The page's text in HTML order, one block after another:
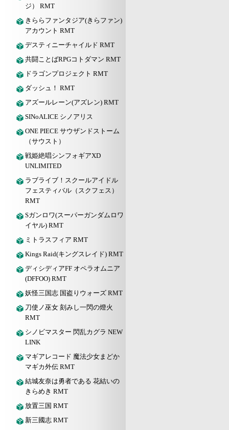
ジ） RMT
きららファンタジア(きらファン)
アカウント RMT
デスティニーチャイルド RMT
共闘ことばRPGコトダマン RMT
ドラゴンプロジェクト RMT
ダッシュ！ RMT
アズールレーン(アズレン) RMT
SINoALICE シノアリス
ONE PIECE サウザンドストーム
（サウスト）
戦姫絶唱シンフォギアXD
UNLIMITED
ラブライブ！スクールアイドル
フェスティバル（スクフェス）
RMT
Sガンロワ(スーパーガンダムロワ
イヤル) RMT
ミトラスフィア RMT
Kings Raid(キングスレイド) RMT
ディシディアFF オペラオムニア
(DFFOO) RMT
妖怪三国志 国盗りウォーズ RMT
刀使ノ巫女 刻みし一閃の燈火
RMT
シノビマスター 閃乱カグラ NEW
LINK
マギアレコード 魔法少女まどか
マギカ外伝 RMT
結城友奈は勇者である 花結いの
きらめき RMT
放置三国 RMT
新三國志 RMT